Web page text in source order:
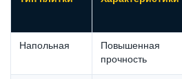
Напольная
Повышенная
прочность